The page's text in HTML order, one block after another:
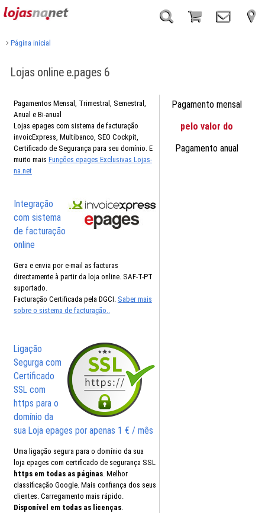
Página inicial
Lojas online e.pages 6
Pagamentos Mensal, Trimestral, Semestral,
Anual e Bi-anual
Lojas epages com sistema de facturação
invoicExpress, Multibanco, SEO Cockpit,
Certificado de Segurança para seu domínio. E
muito mais Funções epages Exclusivas Lojas-
na.net
Integração
com sistema
de facturação
online
Gera e envia por e-mail as facturas
directamente à partir da loja online. SAF-T-PT
suportado.
Facturação Certificada pela DGCI. Saber mais
sobre o sistema de facturação..
Ligação
Segurga com
Certificado
SSL com
https para o
domínio da
sua Loja epages por apenas 1 € / mês
Uma ligação segura para o domínio da sua
loja epages com certificado de segurança SSL
https em todas as páginas. Melhor
classificação Google. Mais confiança dos seus
clientes. Carregamento mais rápido.
Disponível em todas as licenças.
Pagamento mensal
pelo valor do
Pagamento anual